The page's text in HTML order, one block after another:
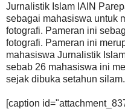
Jurnalistik Islam IAIN
sebagai mahasiswa untuk
fotografi. Pameran ini
fotografi. Pameran ini
mahasiswa Jurnalistik
sebab 26 mahasiswa ini
sejak dibuka setahun silam.
[caption